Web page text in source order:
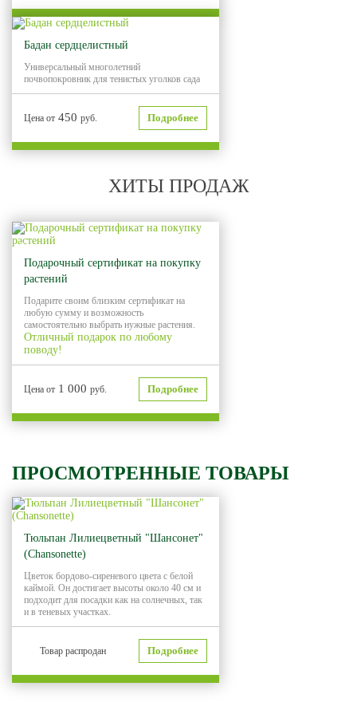
Бадан сердцелистный
Универсальный многолетний
почвопокровник для тенистых уголков сада
Цена от 450 руб. Подробнее
ХИТЫ ПРОДАЖ
Хит продаж
Подарочный сертификат на покупку
растений
Подарите своим близким сертификат на
любую сумму и возможность
самостоятельно выбрать нужные растения.
Отличный подарок по любому
поводу!
Цена от 1 000 руб. Подробнее
ПРОСМОТРЕННЫЕ ТОВАРЫ
Тюльпан Лилиецветный "Шансонет"
(Chansonette)
Цветок бордово-сиреневого цвета с белой
каймой. Он достигает высоты около 40 см и
подходит для посадки как на солнечных, так
и в теневых участках.
Товар распродан Подробнее